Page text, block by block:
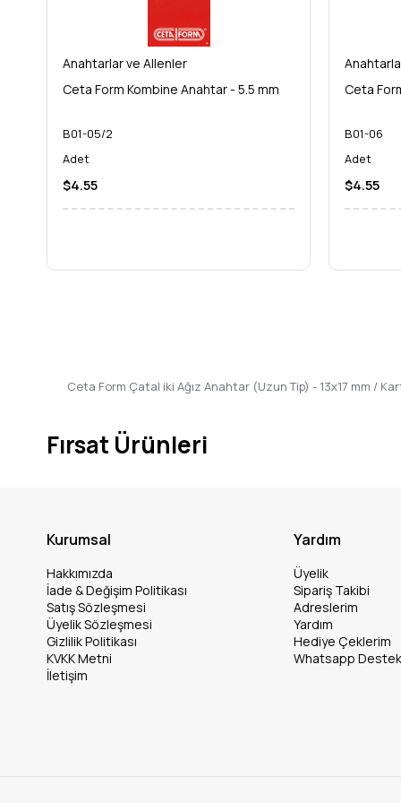
Anahtarlar ve Allenler
Ceta Form Kombine Anahtar - 5.5 mm
B01-05/2
Adet
$4.55
Ceta
B01-06
Adet
$4.55
Ceta Form Çatal iki Ağız Anahtar (Uzun Tip) - 13x17 mm /
Fırsat Ürünleri
Kurumsal
Hakkımızda
İade & Değişim Politikası
Satış Sözleşmesi
Üyelik Sözleşmesi
Gizlilik Politikası
KVKK Metni
İletişim
Yardım
Üyelik
Sipariş Takibi
Adreslerim
Yardım
Hediye Çeklerim
Whatsapp Destek